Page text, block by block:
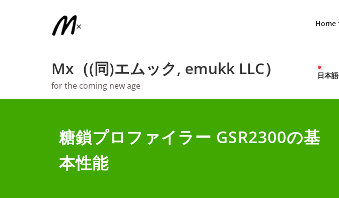
Mx（(同)エムック, emukk LLC）
for the coming new age
Home
日本語
糖鎖プロファイラー GSR2300の基
本性能